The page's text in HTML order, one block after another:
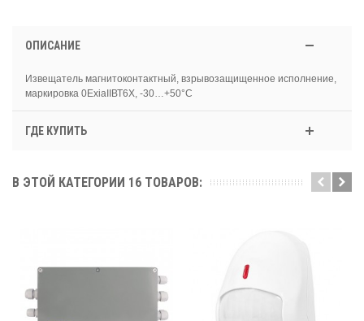
ОПИСАНИЕ
Извещатель магнитоконтактный, взрывозащищенное исполнение,
маркировка 0ExiaIIВТ6Х, -30…+50°С
ГДЕ КУПИТЬ
В ЭТОЙ КАТЕГОРИИ 16 ТОВАРОВ: